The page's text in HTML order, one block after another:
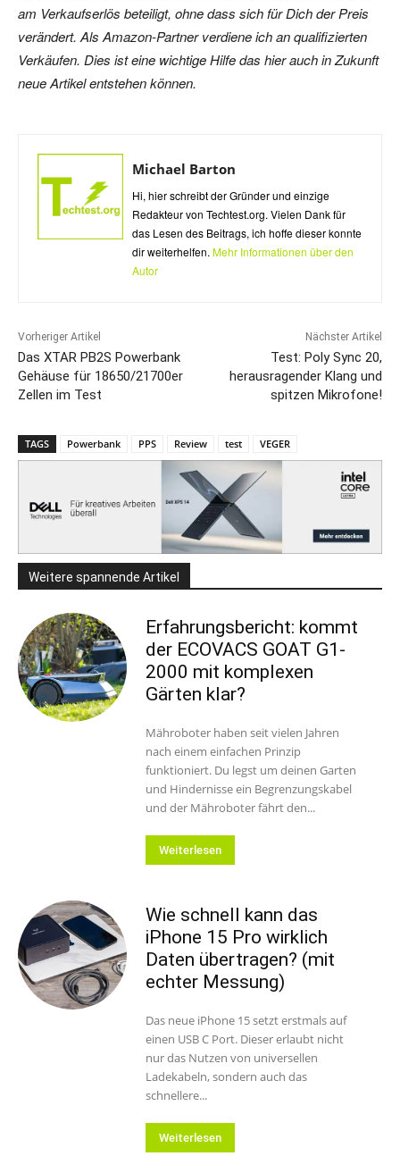
am Verkaufserlös beteiligt, ohne dass sich für Dich der Preis
verändert. Als Amazon-Partner verdiene ich an qualifizierten
Verkäufen. Dies ist eine wichtige Hilfe das hier auch in Zukunft
neue Artikel entstehen können.
Michael Barton
Hi, hier schreibt der Gründer und einzige
Redakteur von Techtest.org. Vielen Dank für
das Lesen des Beitrags, ich hoffe dieser konnte
dir weiterhelfen. Mehr Informationen über den
Autor
Vorheriger Artikel
Das XTAR PB2S Powerbank
Gehäuse für 18650/21700er
Zellen im Test
Nächster Artikel
Test: Poly Sync 20,
herausragender Klang und
spitzen Mikrofone!
TAGS Powerbank PPS Review test VEGER
Weitere spannende Artikel
Erfahrungsbericht: kommt
der ECOVACS GOAT G1-
2000 mit komplexen
Gärten klar?
Mähroboter haben seit vielen Jahren
nach einem einfachen Prinzip
funktioniert. Du legst um deinen Garten
und Hindernisse ein Begrenzungskabel
und der Mähroboter fährt den...
Weiterlesen
Wie schnell kann das
iPhone 15 Pro wirklich
Daten übertragen? (mit
echter Messung)
Das neue iPhone 15 setzt erstmals auf
einen USB C Port. Dieser erlaubt nicht
nur das Nutzen von universellen
Ladekabeln, sondern auch das
schnellere...
Weiterlesen